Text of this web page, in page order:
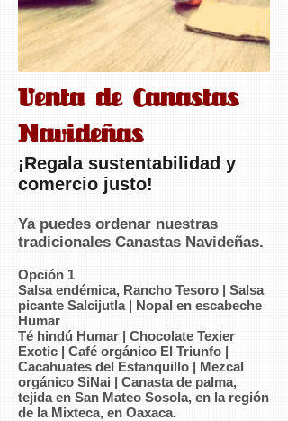
Venta de Canastas
Navideñas
¡Regala sustentabilidad y
comercio justo!
Ya puedes ordenar nuestras
tradicionales Canastas Navideñas.
Opción 1
Salsa endémica, Rancho Tesoro | Salsa
picante Salcijutla | Nopal en escabeche
Humar
Té hindú Humar | Chocolate Texier
Exotic | Café orgánico El Triunfo |
Cacahuates del Estanquillo | Mezcal
orgánico SiNai | Canasta de palma,
tejida en San Mateo Sosola, en la región
de la Mixteca, en Oaxaca.